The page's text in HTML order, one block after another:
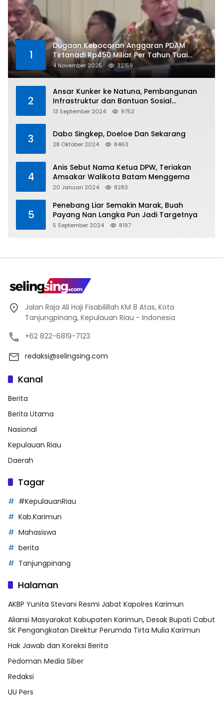
1
Dugaan Kebocoran Anggaran PDAM
Tirtanadi Rp450 Miliar Per Tahun Tuai
Kritikan
4 November 2025 32159
2
Ansar Kunker ke Natuna, Pembangunan
Infrastruktur dan Bantuan Sosial
Direalisasikan Hingga Pulau Tiga
13 September 2024 9752
3 Dabo Singkep, Doeloe Dan Sekarang
28 Oktober 2024 8463
4
Anis Sebut Nama Ketua DPW, Teriakan
Amsakar Walikota Batam Menggema
20 Januari 2024 8283
5
Penebang Liar Semakin Marak, Buah
Payang Nan Langka Pun Jadi Targetnya
5 September 2024 8197
Jalan Raja Ali Haji Fisabilillah KM 8 Atas, Kota
Tanjungpinang, Kepulauan Riau - Indonesia
+62 822-6819-7123
redaksi@selingsing.com
Kanal
Berita
Berita Utama
Nasional
Kepulauan Riau
Daerah
Tagar
#KepulauanRiau
Kab.Karimun
Mahasiswa
berita
Tanjungpinang
Halaman
AKBP Yunita Stevani Resmi Jabat Kapolres Karimun
Aliansi Masyarakat Kabupaten Karimun, Desak Bupati Cabut
SK Pengangkatan Direktur Perumda Tirta Mulia Karimun
Hak Jawab dan Koreksi Berita
Pedoman Media Siber
Redaksi
UU Pers